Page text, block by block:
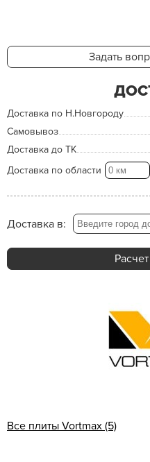
Задать
Доставка по Н.Новгороду
Самовывоз
Доставка до ТК
Доставка по области
Доставка в:
Все плиты Vortmax (5)